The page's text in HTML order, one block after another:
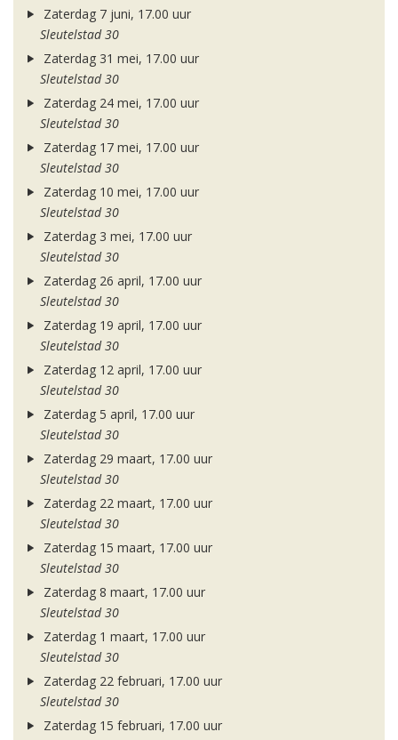
Zaterdag 7 juni, 17.00 uur
Sleutelstad 30
Zaterdag 31 mei, 17.00 uur
Sleutelstad 30
Zaterdag 24 mei, 17.00 uur
Sleutelstad 30
Zaterdag 17 mei, 17.00 uur
Sleutelstad 30
Zaterdag 10 mei, 17.00 uur
Sleutelstad 30
Zaterdag 3 mei, 17.00 uur
Sleutelstad 30
Zaterdag 26 april, 17.00 uur
Sleutelstad 30
Zaterdag 19 april, 17.00 uur
Sleutelstad 30
Zaterdag 12 april, 17.00 uur
Sleutelstad 30
Zaterdag 5 april, 17.00 uur
Sleutelstad 30
Zaterdag 29 maart, 17.00 uur
Sleutelstad 30
Zaterdag 22 maart, 17.00 uur
Sleutelstad 30
Zaterdag 15 maart, 17.00 uur
Sleutelstad 30
Zaterdag 8 maart, 17.00 uur
Sleutelstad 30
Zaterdag 1 maart, 17.00 uur
Sleutelstad 30
Zaterdag 22 februari, 17.00 uur
Sleutelstad 30
Zaterdag 15 februari, 17.00 uur